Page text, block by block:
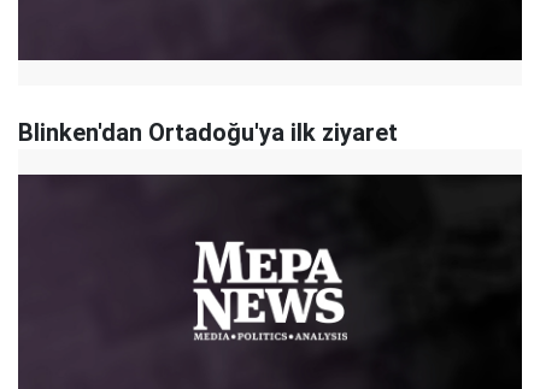
Blinken'dan Ortadoğu'ya ilk ziyaret